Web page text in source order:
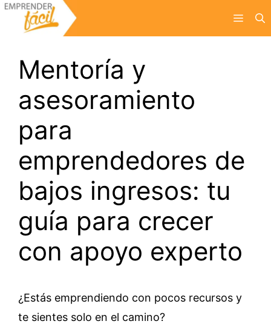
Saltar
Menú
Mentoría y
asesoramiento
para
emprendedores de
bajos ingresos: tu
guía para crecer
con apoyo experto
¿Estás emprendiendo con pocos recursos y
te sientes solo en el camino?